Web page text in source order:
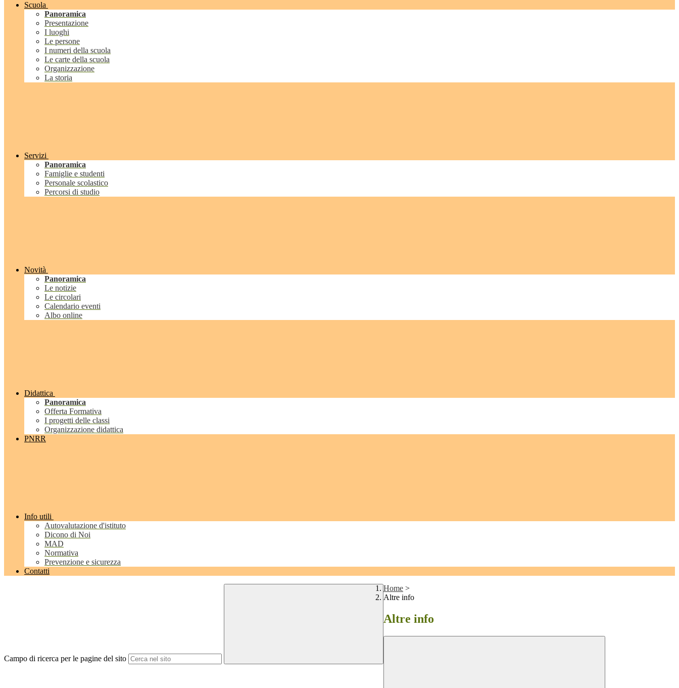
Scuola
Panoramica
Presentazione
I luoghi
Le persone
I numeri della scuola
Le carte della scuola
Organizzazione
La storia
Servizi
Panoramica
Famiglie e studenti
Personale scolastico
Percorsi di studio
Novità
Panoramica
Le notizie
Le circolari
Calendario eventi
Albo online
Didattica
Panoramica
Offerta Formativa
I progetti delle classi
Organizzazione didattica
PNRR
Info utili
Autovalutazione d'istituto
Dicono di Noi
MAD
Normativa
Prevenzione e sicurezza
Contatti
Campo di ricerca per le pagine del sito
Home >
Altre info
Altre info